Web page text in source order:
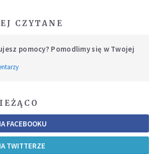
CZYTANE
pomocy? Pomodlimy się w Twojej
FACEBOOKU
TWITTERZE